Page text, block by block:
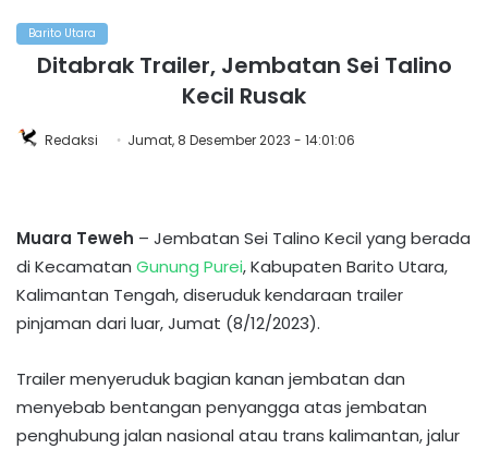
Barito Utara
Ditabrak Trailer, Jembatan Sei Talino
Kecil Rusak
Redaksi Jumat, 8 Desember 2023 - 14:01:06
Muara Teweh – Jembatan Sei Talino Kecil yang berada
di Kecamatan Gunung Purei, Kabupaten Barito Utara,
Kalimantan Tengah, diseruduk kendaraan trailer
pinjaman dari luar, Jumat (8/12/2023).
Trailer menyeruduk bagian kanan jembatan dan
menyebab bentangan penyangga atas jembatan
penghubung jalan nasional atau trans kalimantan, jalur